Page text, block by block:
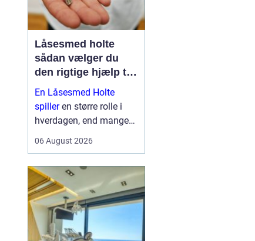
Låsesmed holte
sådan vælger du
den rigtige hjælp til
sikkerhed i
hverdagen
En Låsesmed Holte
spilleren større rolle i
hverdagen, end mange
nøglen knækker i låsen,
der skal opgraderes til
mere moderne
sikkerhedsløsnin...
06 August 2026